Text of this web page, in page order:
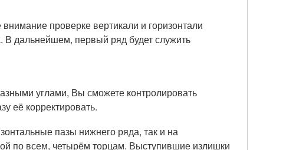
проверке вертикали и горизонтали
В дальнейшем, первый ряд будет служить
углами, Вы сможете контролировать
её корректировать.
пазы нижнего ряда, так и на
по всем, четырём торцам. Выступившие излишки